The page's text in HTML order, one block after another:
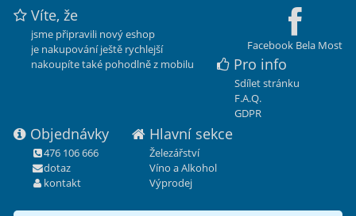
Facebook Bela Most
Víte, že
jsme připravili nový eshop
je nakupování ještě rychlejší
nakoupíte také pohodlně z mobilu
Pro info
Sdílet stránku
F.A.Q.
GDPR
Objednávky
476 106 666
dotaz
kontakt
Hlavní sekce
Železářství
Víno a Alkohol
Výprodej